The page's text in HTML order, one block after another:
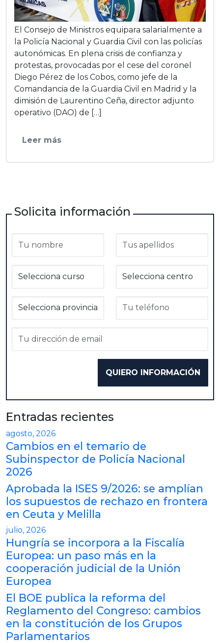
El Consejo de Ministros equipara salarialmente a
la Policía Nacional y Guardia Civil con las policías
autonómicas. En plena crisis de confianza y
protestas, provocadas por el cese del coronel
Diego Pérez de los Cobos, como jefe de la
Comandancia de la Guardia Civil en Madrid y la
dimisión de Laurentino Ceña, director adjunto
operativo (DAO) de […]
Leer más
Solicita información
Entradas recientes
agosto, 2026
Cambios en el temario de
Subinspector de Policía Nacional
2026
Aprobada la ISES 9/2026: se amplían
los supuestos de rechazo en frontera
en Ceuta y Melilla
julio, 2026
Hungría se incorpora a la Fiscalía
Europea: un paso más en la
cooperación judicial de la Unión
Europea
El BOE publica la reforma del
Reglamento del Congreso: cambios
en la constitución de los Grupos
Parlamentarios